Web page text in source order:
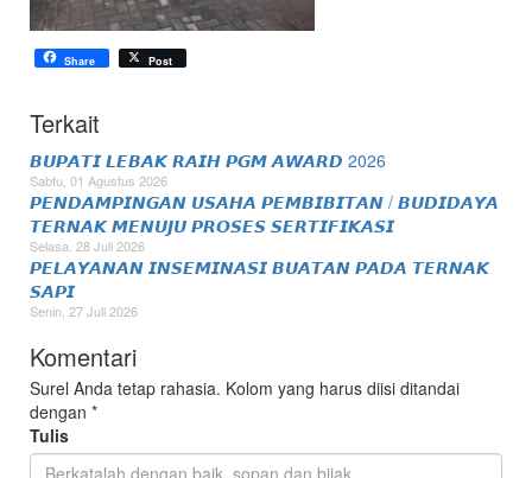
Share Post
Terkait
𝘽𝙐𝙋𝘼𝙏𝙄 𝙇𝙀𝘽𝘼𝙆 𝙍𝘼𝙄𝙃 𝙋𝙂𝙈 𝘼𝙒𝘼𝙍𝘿 2026
Sabtu, 01 Agustus 2026
𝙋𝙀𝙉𝘿𝘼𝙈𝙋𝙄𝙉𝙂𝘼𝙉 𝙐𝙎𝘼𝙃𝘼 𝙋𝙀𝙈𝘽𝙄𝘽𝙄𝙏𝘼𝙉 / 𝘽𝙐𝘿𝙄𝘿𝘼𝙔𝘼
𝙏𝙀𝙍𝙉𝘼𝙆 𝙈𝙀𝙉𝙐𝙅𝙐 𝙋𝙍𝙊𝙎𝙀𝙎 𝙎𝙀𝙍𝙏𝙄𝙁𝙄𝙆𝘼𝙎𝙄
Selasa, 28 Juli 2026
𝙋𝙀𝙇𝘼𝙔𝘼𝙉𝘼𝙉 𝙄𝙉𝙎𝙀𝙈𝙄𝙉𝘼𝙎𝙄 𝘽𝙐𝘼𝙏𝘼𝙉 𝙋𝘼𝘿𝘼 𝙏𝙀𝙍𝙉𝘼𝙆
𝙎𝘼𝙋𝙄
Senin, 27 Juli 2026
Komentari
Surel Anda tetap rahasia. Kolom yang harus diisi ditandai
dengan *
Tulis